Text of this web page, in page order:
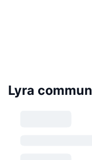
Lyra